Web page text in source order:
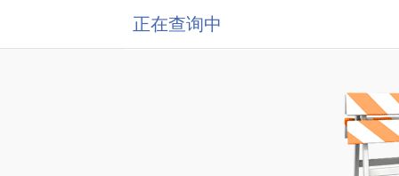
正在查询中